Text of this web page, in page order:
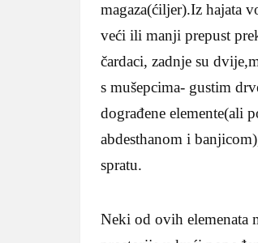
magaza(ćiljer).Iz hajata
veći ili manji prepust
čardaci, zadnje su
s mušepcima- gustim
dograđene elemente(ali
abdesthanom i
spratu.
Neki od ovih elemenata